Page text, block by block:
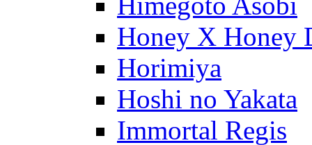
Honey X Honey
Horimiya
Hoshi no Yakata
Immortal Regis